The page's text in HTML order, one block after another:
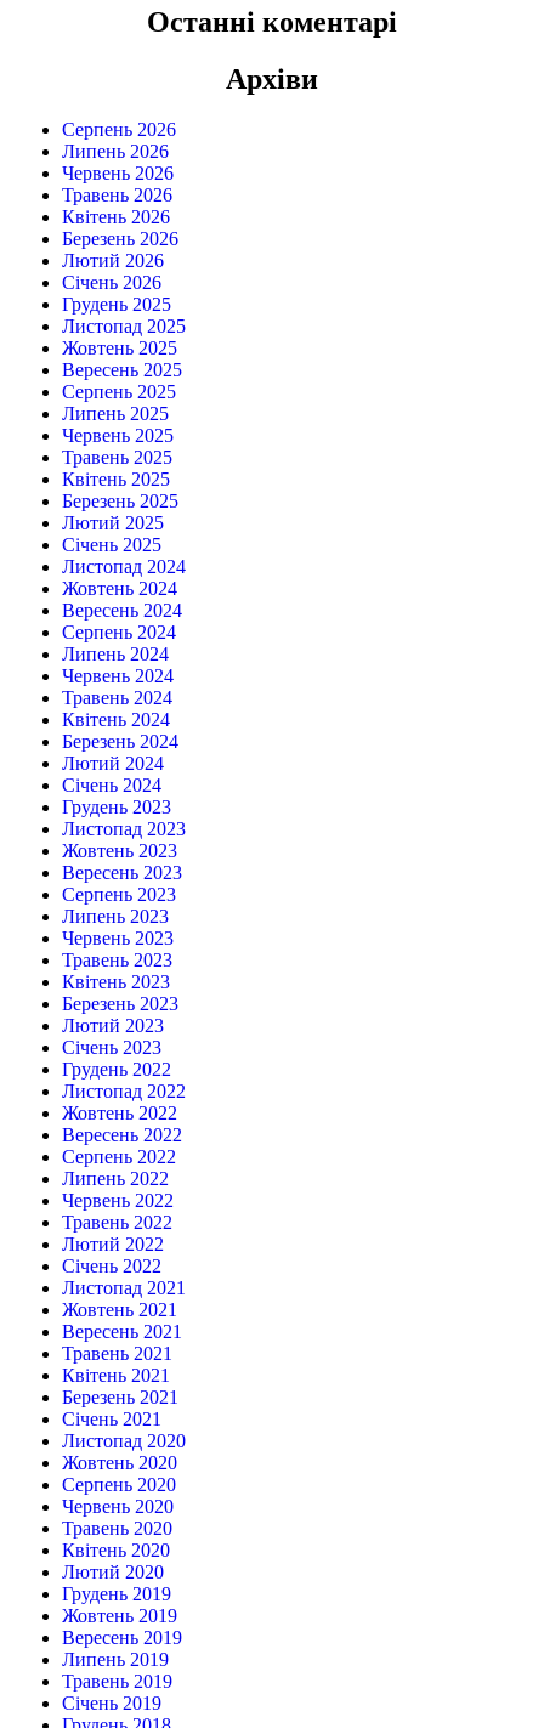
Останні коментарі
Архіви
Серпень 2026
Липень 2026
Червень 2026
Травень 2026
Квітень 2026
Березень 2026
Лютий 2026
Січень 2026
Грудень 2025
Листопад 2025
Жовтень 2025
Вересень 2025
Серпень 2025
Липень 2025
Червень 2025
Травень 2025
Квітень 2025
Березень 2025
Лютий 2025
Січень 2025
Листопад 2024
Жовтень 2024
Вересень 2024
Серпень 2024
Липень 2024
Червень 2024
Травень 2024
Квітень 2024
Березень 2024
Лютий 2024
Січень 2024
Грудень 2023
Листопад 2023
Жовтень 2023
Вересень 2023
Серпень 2023
Липень 2023
Червень 2023
Травень 2023
Квітень 2023
Березень 2023
Лютий 2023
Січень 2023
Грудень 2022
Листопад 2022
Жовтень 2022
Вересень 2022
Серпень 2022
Липень 2022
Червень 2022
Травень 2022
Лютий 2022
Січень 2022
Листопад 2021
Жовтень 2021
Вересень 2021
Травень 2021
Квітень 2021
Березень 2021
Січень 2021
Листопад 2020
Жовтень 2020
Серпень 2020
Червень 2020
Травень 2020
Квітень 2020
Лютий 2020
Грудень 2019
Жовтень 2019
Вересень 2019
Липень 2019
Травень 2019
Січень 2019